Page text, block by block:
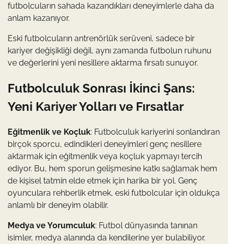
futbolcuların sahada kazandıkları deneyimlerle daha da
anlam kazanıyor.
Eski futbolcuların antrenörlük serüveni, sadece bir
kariyer değişikliği değil, aynı zamanda futbolun ruhunu
ve değerlerini yeni nesillere aktarma fırsatı sunuyor.
Futbolculuk Sonrası İkinci Şans:
Yeni Kariyer Yolları ve Fırsatlar
Eğitmenlik ve Koçluk: Futbolculuk kariyerini sonlandıran
birçok sporcu, edindikleri deneyimleri genç nesillere
aktarmak için eğitmenlik veya koçluk yapmayı tercih
ediyor. Bu, hem sporun gelişmesine katkı sağlamak hem
de kişisel tatmin elde etmek için harika bir yol. Genç
oyunculara rehberlik etmek, eski futbolcular için oldukça
anlamlı bir deneyim olabilir.
Medya ve Yorumculuk: Futbol dünyasında tanınan
isimler, medya alanında da kendilerine yer bulabiliyor.